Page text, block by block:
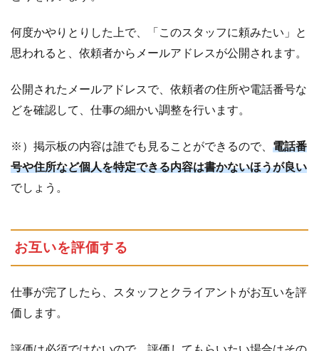
何度かやりとりした上で、「このスタッフに頼みたい」と
思われると、依頼者からメールアドレスが公開されます。
公開されたメールアドレスで、依頼者の住所や電話番号な
どを確認して、仕事の細かい調整を行います。
※）掲示板の内容は誰でも見ることができるので、 電話番
号や住所など個人を特定できる内容は書かないほうが良い
でしょう。
お互いを評価する
仕事が完了したら、スタッフとクライアントがお互いを評
価します。